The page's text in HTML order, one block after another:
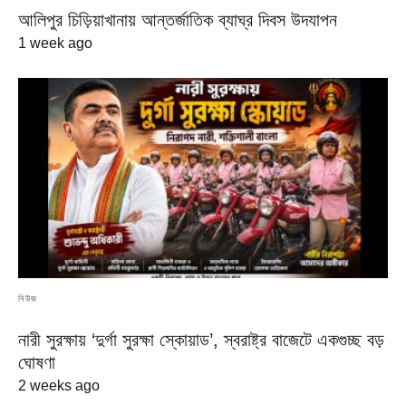
আলিপুর চিড়িয়াখানায় আন্তর্জাতিক ব্যাঘ্র দিবস উদযাপন
1 week ago
নিউজ
নারী সুরক্ষায় ‘দুর্গা সুরক্ষা স্কোয়াড’, স্বরাষ্ট্র বাজেটে একগুচ্ছ বড়
ঘোষণা
2 weeks ago